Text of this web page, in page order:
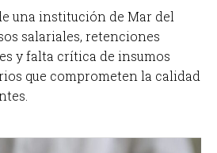
una institución de Mar del
salariales, retenciones
y falta crítica de insumos
que comprometen la calidad